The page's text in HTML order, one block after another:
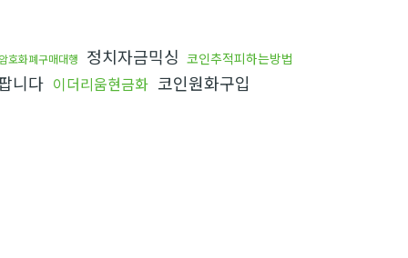
호화폐구매대행 정치자금믹싱 코인추적피하는방법
니다 이더리움현금화 코인원화구입